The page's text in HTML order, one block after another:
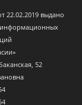
22.02.2019 выдано
информационных
52